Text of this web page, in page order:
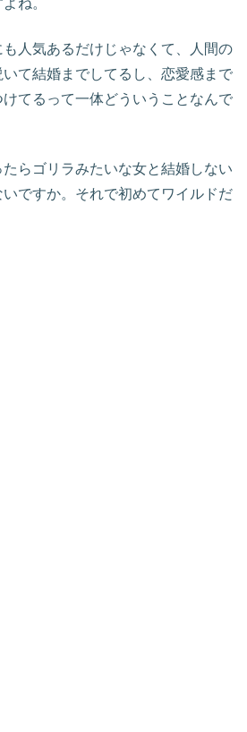
ね。
人気あるだけじゃなくて、人間の
て結婚までしてるし、恋愛感まで
けてるって一体どういうことなんで
らゴリラみたいな女と結婚しない
ですか。それで初めてワイルドだ